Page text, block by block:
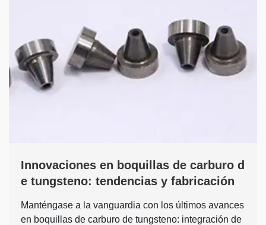
Innovaciones en boquillas de carburo d
e tungsteno: tendencias y fabricación
Manténgase a la vanguardia con los últimos avances
en boquillas de carburo de tungsteno: integración de